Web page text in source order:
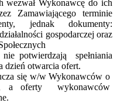
wezwał Wykonawcę do ich
Zamawiającego terminie
jednak dokumenty:
gospodarczej oraz
nie potwierdzają spełniania
dzień otwarcia ofert.
się w/w Wykonawców o
a oferty wykonawców